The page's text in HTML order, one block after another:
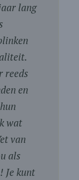
lang
reeds
en
wat
van
als
Je kunt